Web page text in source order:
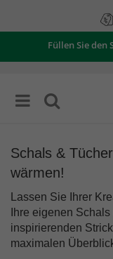
Füllen Sie
Schals &
wärmen!
Lassen Sie Ihrer
Ihre eigenen
inspirierenden
maximalen